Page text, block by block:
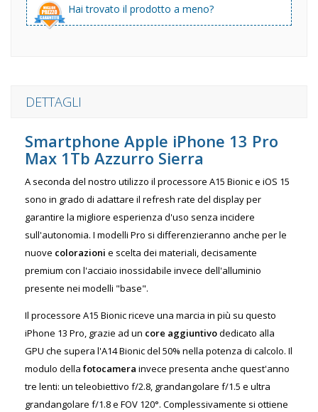
Hai trovato il prodotto a meno?
DETTAGLI
Smartphone Apple iPhone 13 Pro
Max 1Tb Azzurro Sierra
A seconda del nostro utilizzo il processore A15 Bionic e iOS 15
sono in grado di adattare il refresh rate del display per
garantire la migliore esperienza d'uso senza incidere
sull'autonomia. I modelli Pro si differenzieranno anche per le
nuove colorazioni e scelta dei materiali, decisamente
premium con l'acciaio inossidabile invece dell'alluminio
presente nei modelli "base".
Il processore A15 Bionic riceve una marcia in più su questo
iPhone 13 Pro, grazie ad un core aggiuntivodedicato alla
GPU che supera l'A14 Bionic del 50% nella potenza di calcolo. Il
modulo della fotocamera invece presenta anche quest'anno
tre lenti: un teleobiettivo f/2.8, grandangolare f/1.5 e ultra
grandangolare f/1.8 e FOV 120°. Complessivamente si ottiene